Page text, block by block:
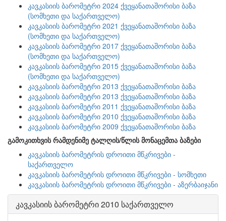
კავკასიის ბარომეტრი 2024 ქვეყანათაშორისი ბაზა
(სომხეთი და საქართველო)
კავკასიის ბარომეტრი 2021 ქვეყანათაშორისი ბაზა
(სომხეთი და საქართველო)
კავკასიის ბარომეტრი 2017 ქვეყანათაშორისი ბაზა
(სომხეთი და საქართველო)
კავკასიის ბარომეტრი 2015 ქვეყანათაშორისი ბაზა
(სომხეთი და საქართველო)
კავკასიის ბარომეტრი 2013 ქვეყანათაშორისი ბაზა
კავკასიის ბარომეტრი 2013 ქვეყანათაშორისი ბაზა
კავკასიის ბარომეტრი 2011 ქვეყანათაშორისი ბაზა
კავკასიის ბარომეტრი 2010 ქვეყანათაშორისი ბაზა
კავკასიის ბარომეტრი 2009 ქვეყანათაშორისი ბაზა
გამოკითხვის რამდენიმე ტალღის/წლის მონაცემთა ბაზები
კავკასიის ბარომეტრის დროითი მწკრივები -
საქართველო
კავკასიის ბარომეტრის დროითი მწკრივები - სომხეთი
კავკასიის ბარომეტრის დროითი მწკრივები - აზერბაიჯანი
კავკასიის ბარომეტრი 2010 საქართველო